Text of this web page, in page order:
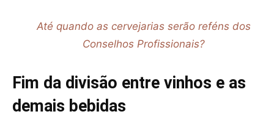
Até quando as cervejarias serão reféns dos
Conselhos Profissionais?
Fim da divisão entre vinhos e as
demais bebidas